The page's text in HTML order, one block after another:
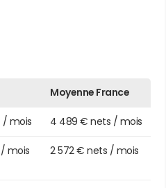
Moyenne France
/ mois 4 489 € nets / mois
/ mois 2 572 € nets / mois